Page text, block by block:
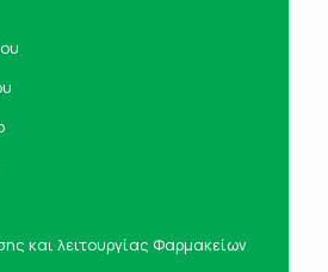
και λειτουργίας Φαρμακείων